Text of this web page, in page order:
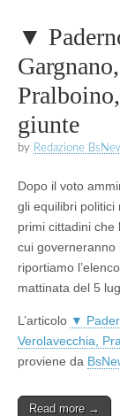
▼
giunte
by Redazione
Dopo il voto
gli equilibri politici
primi cittadini che
cui governeranno
riportiamo
mattinata del 5
L’articolo ▼
Verolavecchia,
proviene da
Read more →